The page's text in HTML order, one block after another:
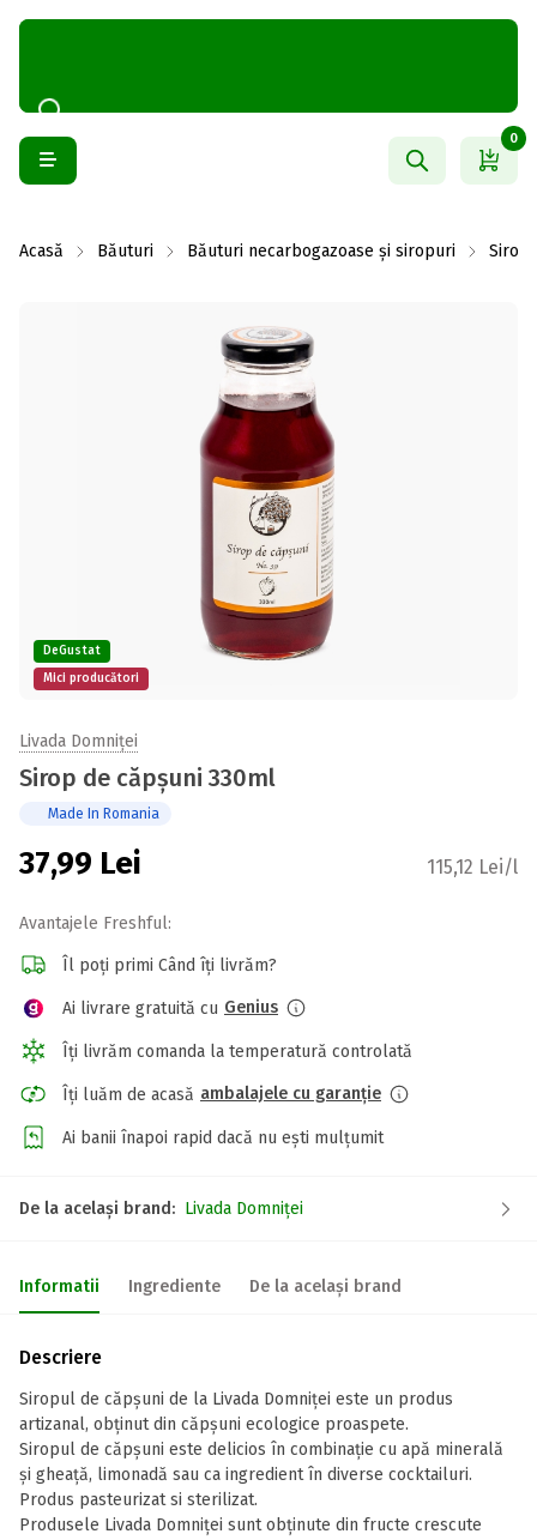
0
Acasă Băuturi Băuturi necarbogazoase și siropuri
DeGustat
Mici producători
Livada Domniței
Sirop de căpșuni 330ml
Made In Romania
37,99 Lei 115,12 Lei/l
Avantajele Freshful:
Îl poți primi Când îți livrăm?
Ai livrare gratuită cu Genius
Îți livrăm comanda la temperatură controlată
Îți luăm de acasă ambalajele cu garanție
Ai banii înapoi rapid dacă nu ești mulțumit
De la același brand: Livada Domniței
Informatii Ingrediente De la același brand
Descriere
Siropul de căpșuni de la Livada Domniței este un produs
artizanal, obținut din căpșuni ecologice proaspete.
Siropul de căpșuni este delicios în combinație cu apă minerală
și gheață, limonadă sau ca ingredient în diverse cocktailuri.
Produs pasteurizat si sterilizat.
Produsele Livada Domniței sunt obținute din fructe crescute